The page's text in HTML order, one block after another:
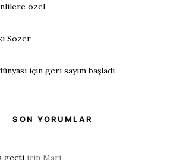
özel
Sözer
için geri sayım başladı
SON YORUMLAR
geçti için Mari